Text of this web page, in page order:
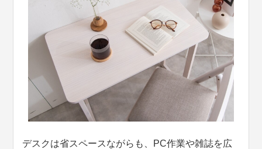
デスクは省スペースながらも、PC作業や雑誌を広